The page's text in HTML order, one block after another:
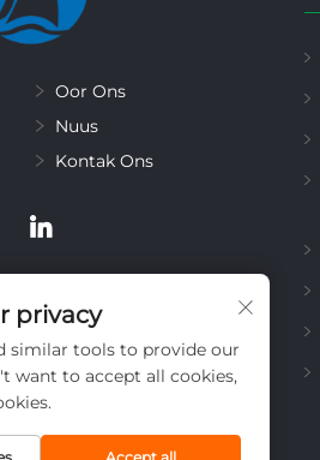
Oor Ons
Nuus
Kontak Ons
privacy
similar tools to provide our
want to accept all cookies,